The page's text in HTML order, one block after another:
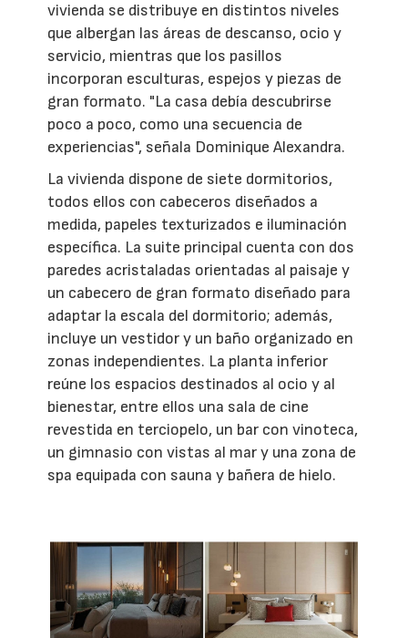
vivienda se distribuye en distintos niveles
que albergan las áreas de descanso, ocio y
servicio, mientras que los pasillos
incorporan esculturas, espejos y piezas de
gran formato. "La casa debía descubrirse
poco a poco, como una secuencia de
experiencias", señala Dominique Alexandra.
La vivienda dispone de siete dormitorios,
todos ellos con cabeceros diseñados a
medida, papeles texturizados e iluminación
específica. La suite principal cuenta con dos
paredes acristaladas orientadas al paisaje y
un cabecero de gran formato diseñado para
adaptar la escala del dormitorio; además,
incluye un vestidor y un baño organizado en
zonas independientes. La planta inferior
reúne los espacios destinados al ocio y al
bienestar, entre ellos una sala de cine
revestida en terciopelo, un bar con vinoteca,
un gimnasio con vistas al mar y una zona de
spa equipada con sauna y bañera de hielo.